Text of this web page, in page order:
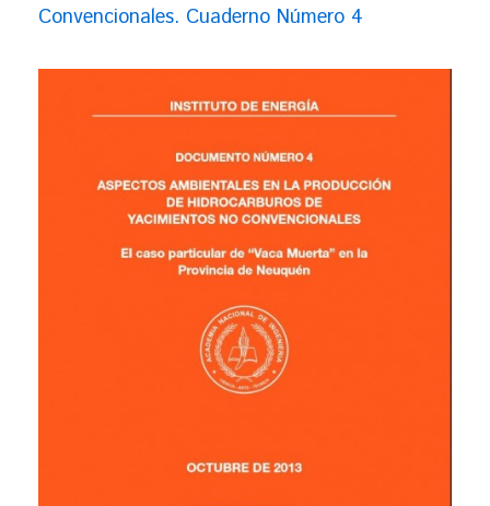
Convencionales. Cuaderno Número 4